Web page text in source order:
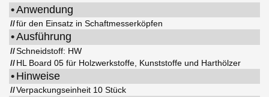
•Anwendung
//für den Einsatz in Schaftmesserköpfen
•Ausführung
//Schneidstoff: HW
//HL Board 05 für Holzwerkstoffe, Kunststoffe und Harthölzer
• Hinweise
//Verpackungseinheit 10 Stück